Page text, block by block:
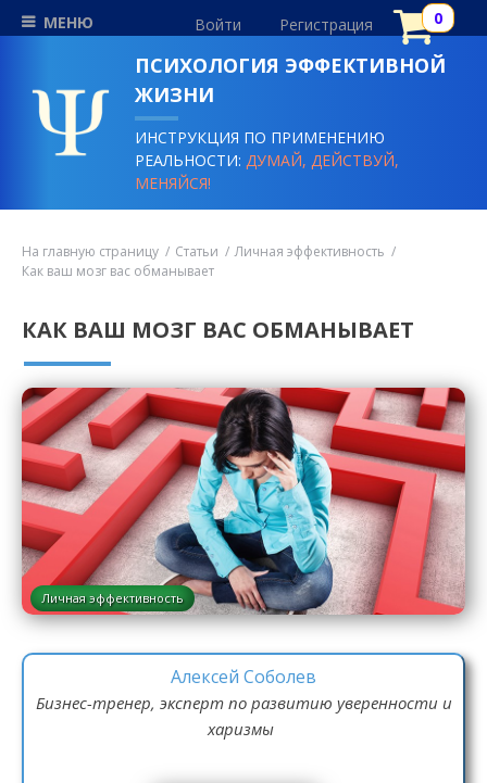
МЕНЮ Войти Регистрация
ПСИХОЛОГИЯ ЭФФЕКТИВНОЙ
ЖИЗНИ
ИНСТРУКЦИЯ ПО ПРИМЕНЕНИЮ
РЕАЛЬНОСТИ:ДУМАЙ, ДЕЙСТВУЙ,
МЕНЯЙСЯ!
На главную страницу Статьи
Личная эффективность
Как ваш мозг вас обманывает
КАК ВАШ МОЗГ ВАС ОБМАНЫВАЕТ
Личная эффективность
Алексей Соболев
Бизнес-тренер, эксперт по развитию уверенности и
харизмы